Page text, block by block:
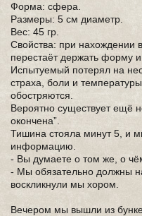
Форма: сфера.
Размеры: 5 см диаметр.
Вес: 45 гр.
Свойства: при нахождении
перестаёт держать форму и
Испытуемый потерял на
страха, боли и
обостряются.
Вероятно существует ещё
окончена”.
Тишина стояла минут 5, и
информацию.
- Вы думаете о том же, о
- Мы обязательно должны
воскликнули мы хором.
Вечером мы вышли из